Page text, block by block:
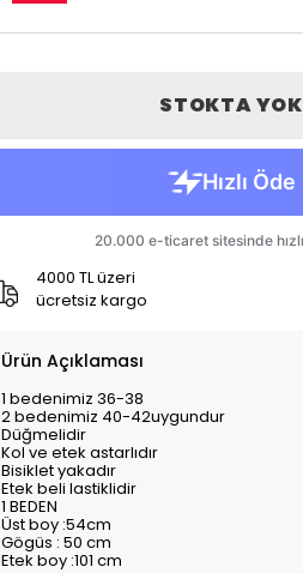
STOKTA YOK
4000 TL üzeri
ücretsiz kargo
Ürün Açıklaması
1 bedenimiz 36-38
2 bedenimiz 40-42uygundur
Düğmelidir
Kol ve etek astarlıdır
Bisiklet yakadır
Etek beli lastiklidir
1 BEDEN
Üst boy :54cm
Gögüs : 50 cm
Etek boy :101 cm